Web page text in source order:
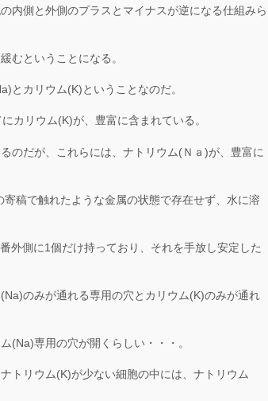
内側と外側のプラスとマイナスが逆になる仕組みら
むということになる。
とカリウム(K)ということなのだ。
カリウム(K)が、豊富に含まれている。
のだが、これらには、ナトリウム(Ｎａ)が、豊富に
稿で触れたような金属の状態で存在せず、水に溶
外側に1個だけ持っており、それを手放し安定した
のみが通れる専用の穴とカリウム(K)のみが通れ
(Na)専用の穴が開くらしい・・・。
トリウム(K)が少ない細胞の中には、ナトリウム